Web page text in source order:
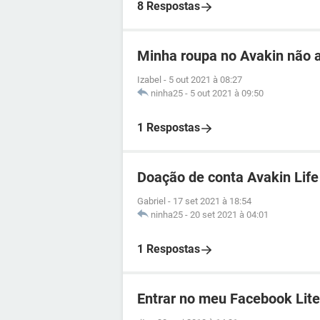
8 Respostas
Minha roupa no Avakin não
Izabel - 5 out 2021 à 08:27
ninha25 - 5 out 2021 à 09:50
1 Respostas
Doação de conta Avakin Life
Gabriel - 17 set 2021 à 18:54
ninha25 - 20 set 2021 à 04:01
1 Respostas
Entrar no meu Facebook Lite